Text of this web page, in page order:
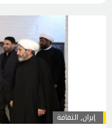
إيران, الثقافة